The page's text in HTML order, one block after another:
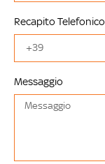
Recapito Telefonico
Messaggio